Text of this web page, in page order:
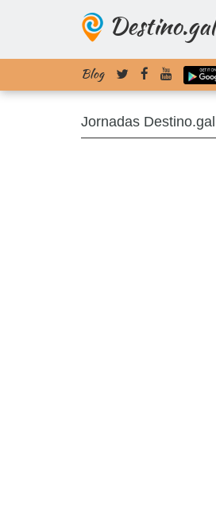
Destino.gal
Blog
Jornadas Destino.gal